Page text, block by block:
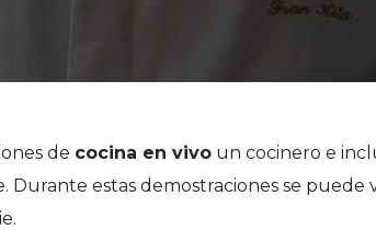
de cocina en vivo un cocinero e
estas demostraciones se puede